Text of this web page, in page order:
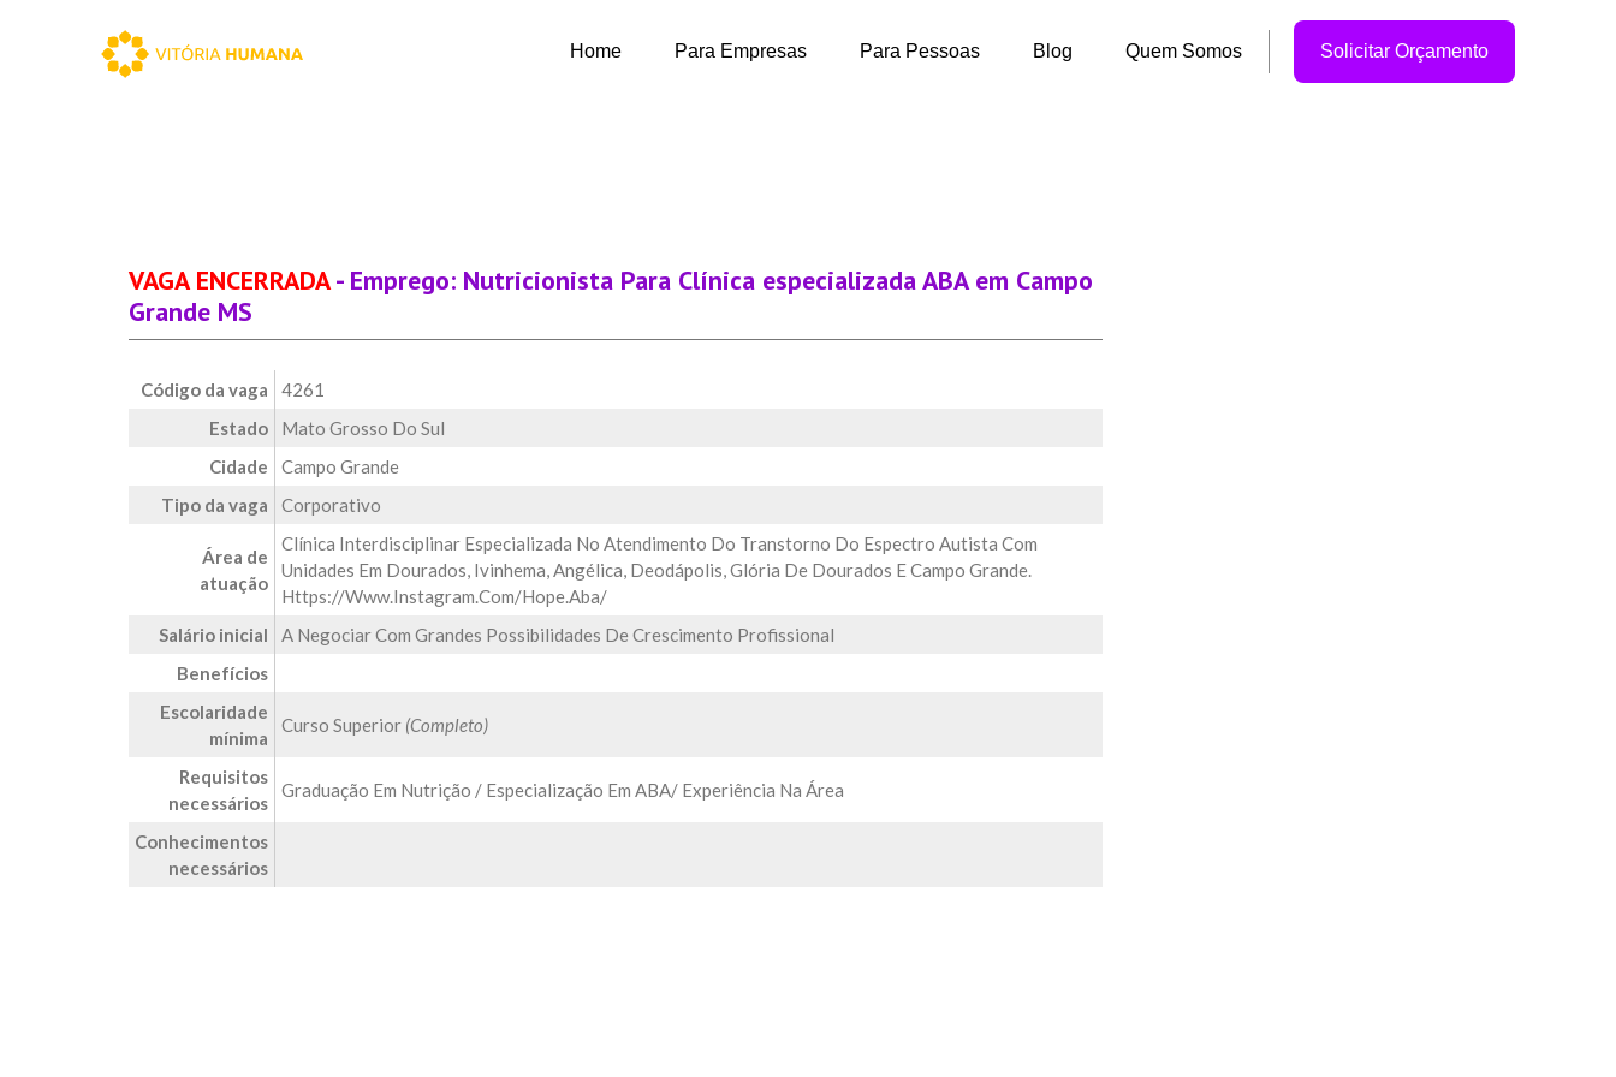
Home Para Empresas Para Pessoas Blog Quem Somos Solicitar Orçamento
VAGA ENCERRADA- Emprego: Nutricionista Para Clínica especializada ABA em Campo
Grande MS
Código da vaga
4261
Estado
Mato Grosso Do Sul
Cidade
Campo Grande
Tipo da vaga
Corporativo
Área de
atuação
Clínica Interdisciplinar Especializada No Atendimento Do Transtorno Do Espectro Autista Com
Unidades Em Dourados, Ivinhema, Angélica, Deodápolis, Glória De Dourados E Campo Grande.
Https://www.instagram.com/hope.aba/
Salário inicial
A Negociar Com Grandes Possibilidades De Crescimento Profissional
Benefícios
Escolaridade
mínima
Curso Superior (Completo)
Requisitos
necessários
Graduação Em Nutrição / Especialização Em ABA/ Experiência Na Área
Conhecimentos
necessários